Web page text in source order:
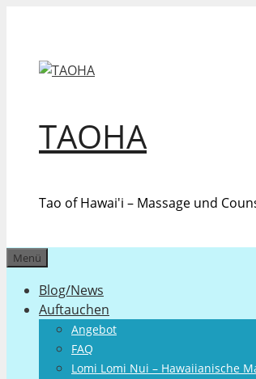
TAOHA
Tao of Hawai'i – Massage und
Menü
Blog/News
Auftauchen
Angebot
FAQ
Lomi Lomi Nui – Hawaiianische